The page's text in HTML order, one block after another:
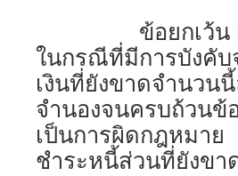
ข้อยกเว้น แต่ถ้
ในกรณีที่มีการบังคับ
เงินที่ยังขาดจำนวน
จำนองจนครบถ้วนข้
เป็นการผิดกฎหมา
ชำระหนี้ส่วนที่ยังขา